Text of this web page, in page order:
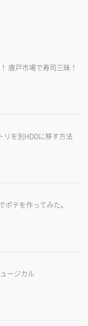
唐戸市場で寿司三昧！
を別HDDに移す方法
ポテを作ってみた。
ージカル